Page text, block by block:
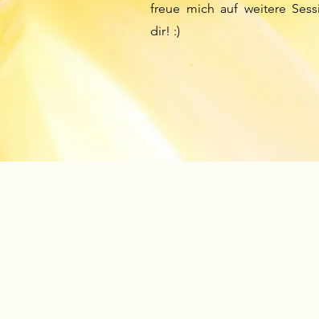
freue mich auf weitere
dir! :)